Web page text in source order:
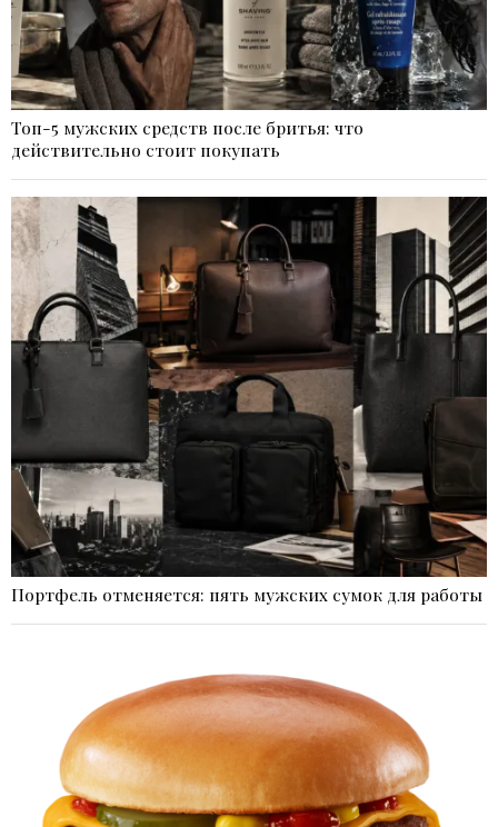
Топ-5 мужских средств после бритья: что
действительно стоит покупать
Портфель отменяется: пять мужских сумок для работы